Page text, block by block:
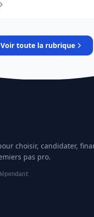
erreurs et de sécuriser
Voir toute la rubrique
choisir, candidater,
pas pro.